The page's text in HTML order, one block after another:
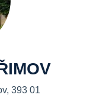
393 01